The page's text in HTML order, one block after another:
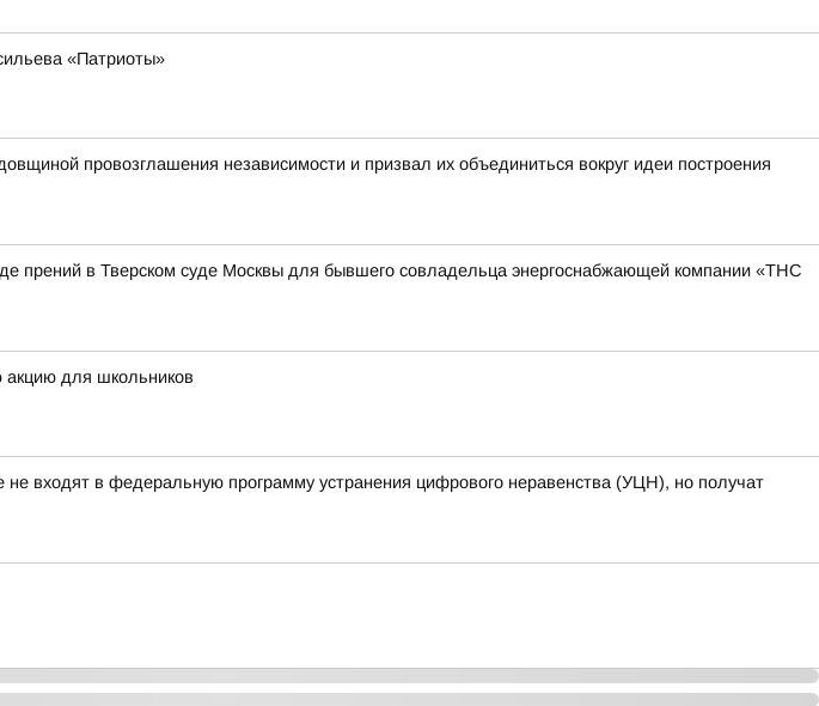
«Патриоты»
провозглашения независимости и призвал их объединиться вокруг идеи построения
прений в Тверском суде Москвы для бывшего совладельца энергоснабжающей компании «ТНС
акцию для школьников
входят в федеральную программу устранения цифрового неравенства (УЦН), но получат